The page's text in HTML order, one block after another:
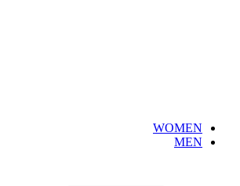
WOMEN
MEN